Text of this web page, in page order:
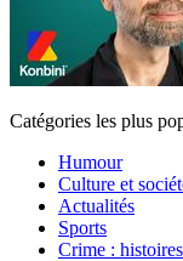
Catégories les plus
Humour
Culture et
Actualités
Sports
Crime :